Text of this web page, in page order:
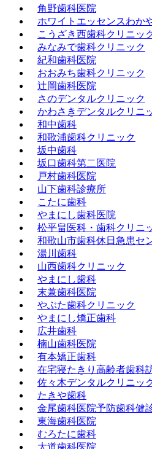
角野歯科医院
ホワイトエッセンスわか
こうざき西歯科クリニッ
みなみで歯科クリニック
紀和歯科医院
おおみち歯科クリニック
辻岡歯科医院
さのデンタルクリニック
かわさきデンタルクリニ
和中歯科
和歌浦歯科クリニック
坂中歯科
坂口歯科第二医院
戸村歯科医院
山下歯科診療所
こたに歯科
やまにし歯科医院
松平畠医科・歯科クリニ
和歌山市歯科休日急患セ
湯川歯科
山西歯科クリニック
やまにし歯科
末兼歯科医院
やぶた歯科クリニック
やまにし矯正歯科
広井歯科
楠山歯科医院
有本矯正歯科
在宅寝たきり高齢者歯科
佐々木デンタルクリニッ
たきや歯科
金尾歯科医院予防歯科健
東海歯科医院
むろたに歯科
大道歯科医院